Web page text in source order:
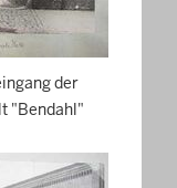
der
"Bendahl"